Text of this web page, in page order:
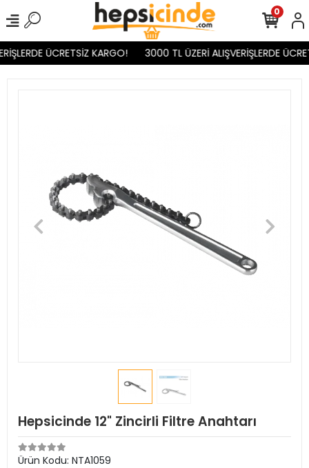
ÜCRETSİZ KARGO! 3000 TL ÜZERİ ALIŞVERİŞLERDE
0
Hepsicinde 12" Zincirli Filtre Anahtarı
Ürün Kodu: NTA1059